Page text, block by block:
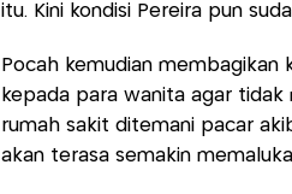
itu. Kini kondisi Pereira pun
Pocah kemudian membagikan
kepada para wanita agar
rumah sakit ditemani pacar
akan terasa semakin